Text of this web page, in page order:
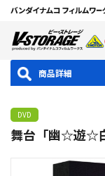
商品詳細
DVD
舞台「幽☆遊☆